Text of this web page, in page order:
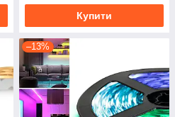
Купити
–13%